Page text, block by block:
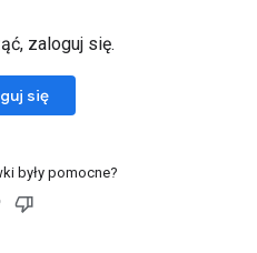
zaloguj się.
się
były pomocne?